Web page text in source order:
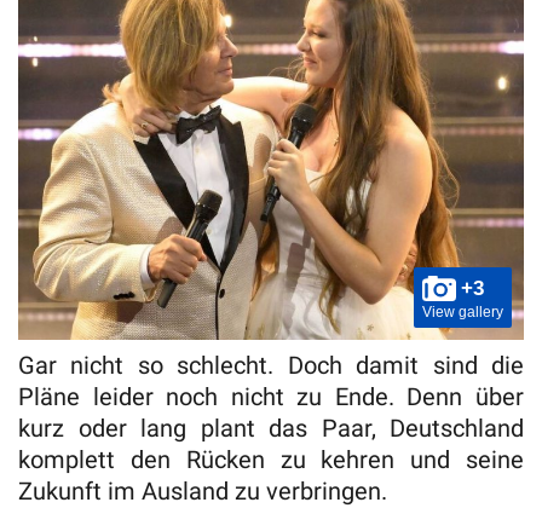
+3
View gallery
Gar nicht so schlecht. Doch damit sind die
Pläne leider noch nicht zu Ende. Denn über
kurz oder lang plant das Paar, Deutschland
komplett den Rücken zu kehren und seine
Zukunft im Ausland zu verbringen.